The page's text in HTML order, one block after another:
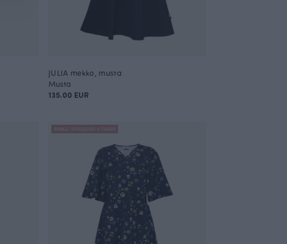
JULIA mekko, musta
Musta
135.00 EUR
ANNULI VIHERJUURI X PAAPII